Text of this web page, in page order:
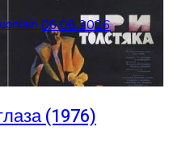
06.08.2026
(1976)